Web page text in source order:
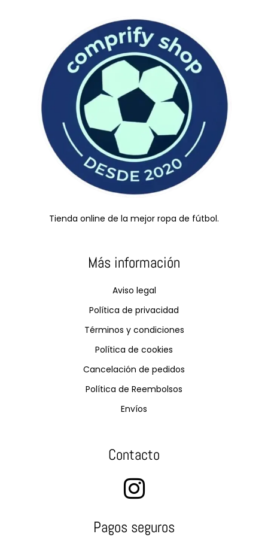
Tienda online de la mejor ropa de fútbol.
Más información
Aviso legal
Política de privacidad
Términos y condiciones
Política de cookies
Cancelación de pedidos
Política de Reembolsos
Envíos
Contacto
Pagos seguros